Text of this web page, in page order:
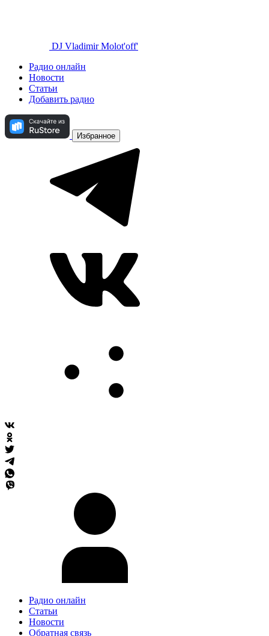
DJ Vladimir Molot'off'
Радио онлайн
Новости
Статьи
Добавить радио
Избранное
Радио онлайн
Статьи
Новости
Обратная связь